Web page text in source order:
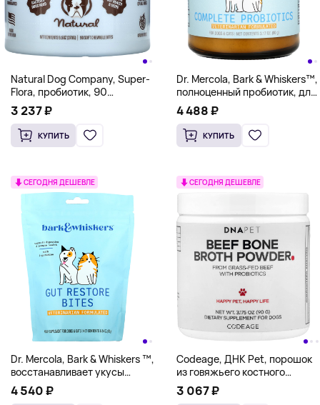
Natural Dog Company, Super-
Flora, пробиотик, 90
жевательных кусочков, 270 г
(9,5 унции)
3 237 ₽
КУПИТЬ
Dr. Mercola, Bark & Whiskers™,
полноценный пробиотик, для
кошек и собак, 90 г (3,17
унции)
4 488 ₽
КУПИТЬ
СЕГОДНЯ ДЕШЕВЛЕ
Dr. Mercola, Bark & Whiskers ™,
восстанавливает укусы
кишечника, для собак и
кошек, 180 г (6,34 унции)
4 540 ₽
СЕГОДНЯ ДЕШЕВЛЕ
Codeage, ДНК Pet, порошок
из говяжьего костного
бульона, для собак, 90 г
(3,175 унции)
3 067 ₽